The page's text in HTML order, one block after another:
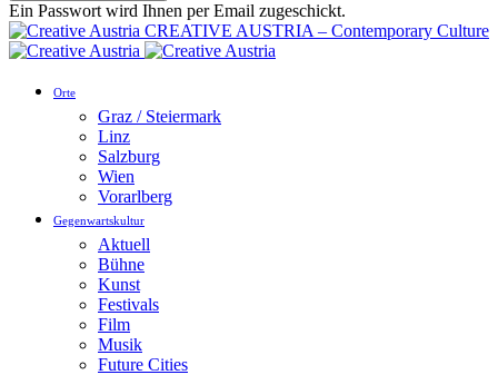
Ein Passwort wird Ihnen per Email zugeschickt.
CREATIVE AUSTRIA – Contemporary Culture
Orte
Graz / Steiermark
Linz
Salzburg
Wien
Vorarlberg
Gegenwartskultur
Aktuell
Bühne
Kunst
Festivals
Film
Musik
Future Cities